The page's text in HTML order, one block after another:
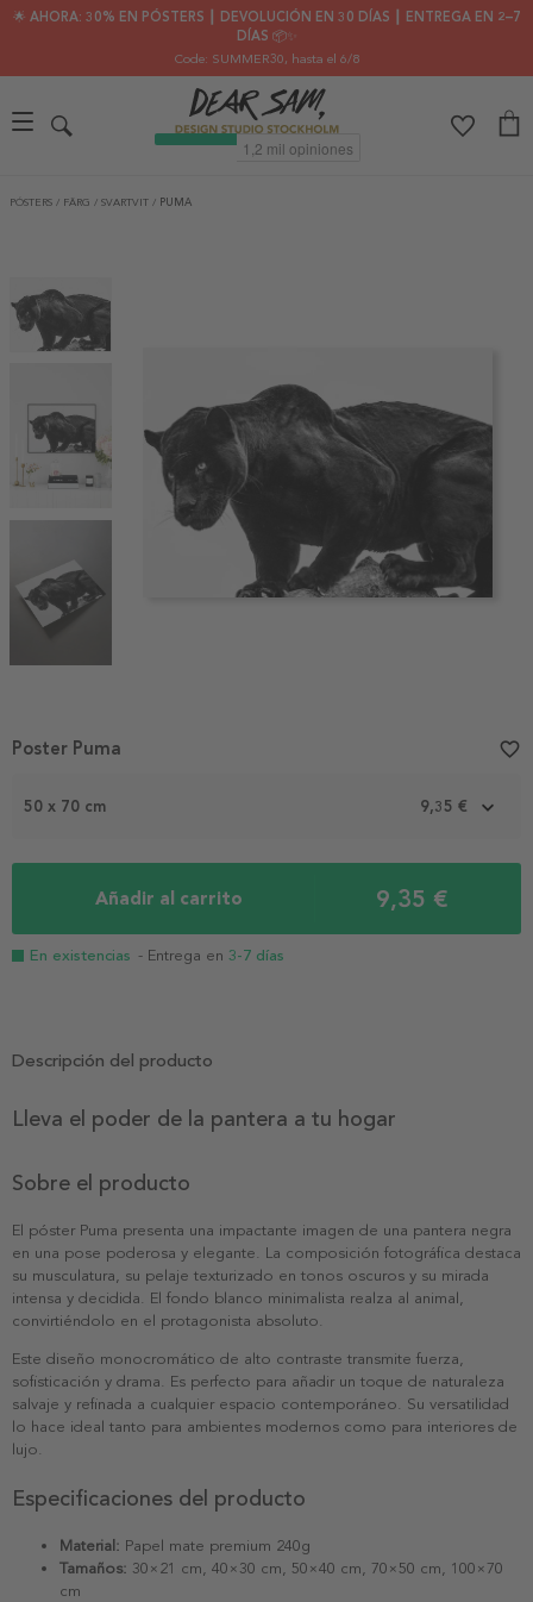
🌟 AHORA: 30% EN PÓSTERS ┃ DEVOLUCIÓN EN 30 DÍAS ┃ ENTREGA EN 2–7
DÍAS 📦✨
Code: SUMMER30, hasta el 6/8
PÓSTERS / FÄRG / SVARTVIT / PUMA
Item
50 x 70 cm 9,35 €
Añadir al carrito 9,35 €
En existencias - Entrega en 3-7 días
Poster Puma favorite_border
Descripción del producto
Lleva el poder de la pantera a tu hogar
Sobre el producto
El póster Puma presenta una impactante imagen de una pantera negra
en una pose poderosa y elegante. La composición fotográfica destaca
su musculatura, su pelaje texturizado en tonos oscuros y su mirada
intensa y decidida. El fondo blanco minimalista realza al animal,
convirtiéndolo en el protagonista absoluto.
Este diseño monocromático de alto contraste transmite fuerza,
sofisticación y drama. Es perfecto para añadir un toque de naturaleza
salvaje y refinada a cualquier espacio contemporáneo. Su versatilidad
lo hace ideal tanto para ambientes modernos como para interiores de
lujo.
Especificaciones del producto
Material: Papel mate premium 240g
Tamaños: 30×21 cm, 40×30 cm, 50×40 cm, 70×50 cm, 100×70
cm